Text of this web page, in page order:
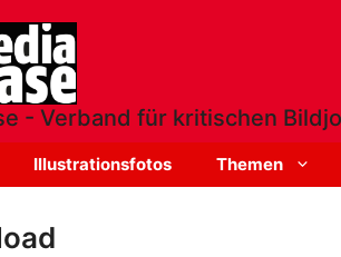
- Verband für kritischen
Illustrationsfotos Themen